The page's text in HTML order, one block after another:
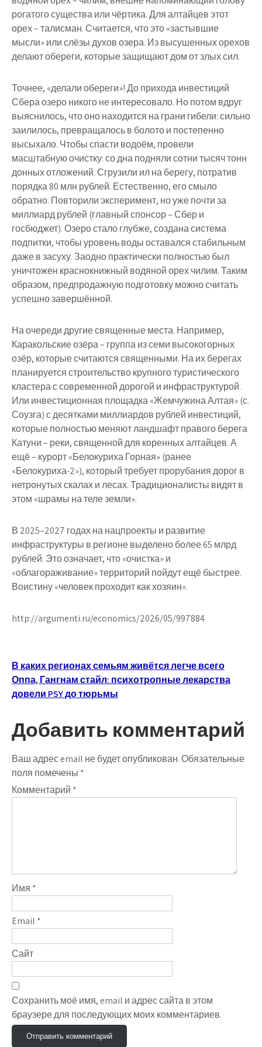
рогатого существа или чёртика. Для алтайцев этот
орех – талисман. Считается, что это «застывшие
мысли» или слёзы духов озера. Из высушенных орехов
делают обереги, которые защищают дом от злых сил.
Точнее, «делали обереги»! До прихода инвестиций
Сбера озеро никого не интересовало. Но потом вдруг
выяснилось, что оно находится на грани гибели: сильно
заилилось, превращалось в болото и постепенно
высыхало. Чтобы спасти водоём, провели
масштабную очистку: со дна подняли сотни тысяч тонн
донных отложений. Сгрузили ил на берегу, потратив
порядка 80 млн рублей. Естественно, его смыло
обратно. Повторили эксперимент, но уже почти за
миллиард рублей (главный спонсор – Сбер и
госбюджет). Озеро стало глубже, создана система
подпитки, чтобы уровень воды оставался стабильным
даже в засуху. Заодно практически полностью был
уничтожен краснокнижный водяной орех чилим. Таким
образом, предпродажную подготовку можно считать
успешно завершённой.
На очереди другие священные места. Например,
Каракольские озёра – группа из семи высокогорных
озёр, которые считаются священными. На их берегах
планируется строительство крупного туристического
кластера с современной дорогой и инфраструктурой.
Или инвестиционная площадка «Жемчужина Алтая» (с.
Соузга) с десятками миллиардов рублей инвестиций,
которые полностью меняют ландшафт правого берега
Катуни – реки, священной для коренных алтайцев. А
ещё – курорт «Белокуриха Горная» (ранее
«Белокуриха-2»), который требует прорубания дорог в
нетронутых скалах и лесах. Традиционалисты видят в
этом «шрамы на теле земли».
В 2025–2027 годах на нацпроекты и развитие
инфраструктуры в регионе выделено более 65 млрд
рублей. Это означает, что «очистка» и
«облагораживание» территорий пойдут ещё быстрее.
Воистину «человек проходит как хозяин».
http://argumenti.ru/economics/2026/05/997884
Навигация
по
В каких регионах семьям живётся легче всего
Оппа, Гангнам стайл: психотропные лекарства
довели PSY до тюрьмы
Добавить комментарий
Ваш адрес email не будет опубликован.Обязательные
поля помечены *
Комментарий *
Имя *
Email *
Сайт
Сохранить моё имя, email и адрес сайта в этом
браузере для последующих моих комментариев.